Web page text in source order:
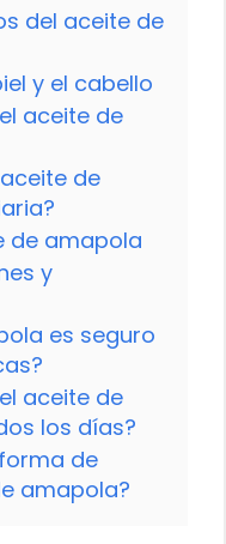
del aceite de
y el cabello
aceite de
de
de amapola
y
es seguro
aceite de
los días?
de
amapola?